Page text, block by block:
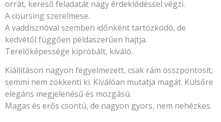
orrát, kereső feladatát nagy érdeklődéssel végzi.
A coursing szerelmese.
A vaddisznóval szemben időnként tartózkodó, de
kedvétől függően példaszerűen hajtja.
Terelőképessége kipróbált, kiváló.
Kiállításon nagyon fegyelmezett, csak rám összpontosít,
semmi nem zökkenti ki. Kiválóan mutatja magát. Külsőre
elegáns megjelenésű és mozgású.
Magas és erős csontú, de nagyon gyors, nem nehézkes.